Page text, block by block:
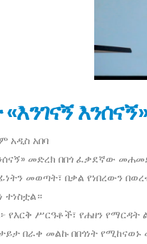
«እንገናኝ
አዲስ አበባ
መድረክ በበጎ ፈቃደኛው
መወጣት፣ በቃል የነበረውን
ተነስቷል።
ሥርዓቶች፣ የሐዘን
በራቀ መልኩ በበጎነት